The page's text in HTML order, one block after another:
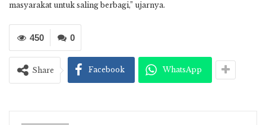
masyarakat untuk saling berbagi,” ujarnya.
0
450
Share Facebook WhatsApp